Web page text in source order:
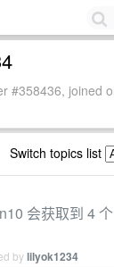
#358436, joined
Switch topics list
会获取到 4
bylilyok1234